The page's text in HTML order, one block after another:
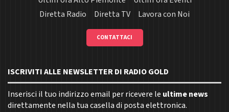
Diretta Radio
Diretta TV Lavora con Noi
CONTATTACI
ISCRIVITI ALLE NEWSLETTER DI RADIO GOLD
Inserisci il tuo indirizzo email per ricevere le ultime news
direttamente nella tua casella di posta elettronica.